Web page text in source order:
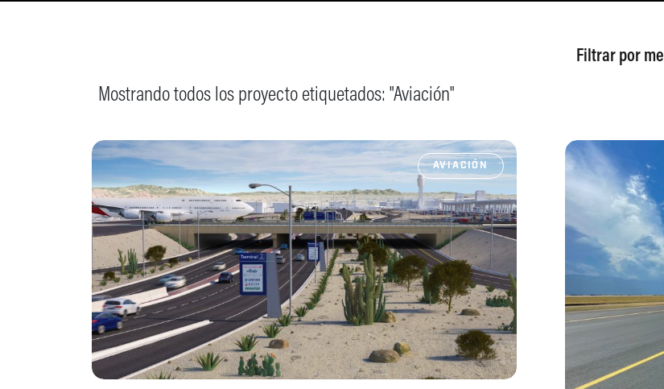
Filtrar por
Mostrando todos los proyecto etiquetados: "Aviación"
AVIACIÓN